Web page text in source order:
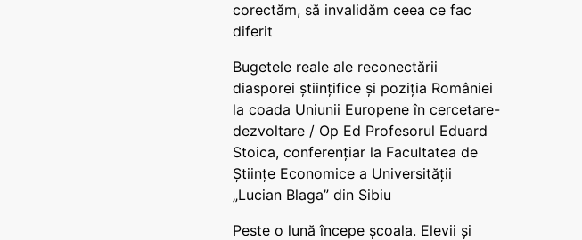
corectăm, să invalidăm ceea ce fac
diferit
Bugetele reale ale reconectării
diasporei științifice și poziția României
la coada Uniunii Europene în cercetare-
dezvoltare / Op Ed Profesorul Eduard
Stoica, conferențiar la Facultatea de
Științe Economice a Universității
„Lucian Blaga” din Sibiu
Peste o lună începe școala. Elevii și